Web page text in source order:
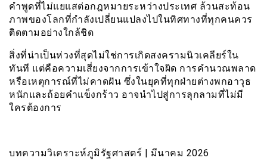
คำพูดที่ไม่แยแสต่อกฎหมายระหว่างประเทศ ล้วนสะท้อน
ภาพของโลกที่กำลังเปลี่ยนแปลงไปในทิศทางที่ทุกคนควร
ติดตามอย่างใกล้ชิด
สิ่งที่น่าเป็นห่วงที่สุดไม่ใช่การเกิดสงครามนิวเคลียร์ใน
ทันที แต่คือความเสี่ยงจากการเข้าใจผิด การคำนวณพลาด
หรือเหตุการณ์ที่ไม่คาดฝัน ซึ่งในยุคที่ทุกฝ่ายต่างพกอาวุธ
หนักและถ้อยคำแข็งกร้าว อาจนำไปสู่การลุกลามที่ไม่มี
ใครต้องการ
บทความวิเคราะห์ภูมิรัฐศาสตร์ | มีนาคม 2026